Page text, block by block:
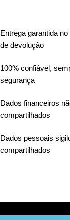
Entrega garantida
de devolução
100% confiável,
segurança
Dados financeiros
compartilhados
Dados pessoais
compartilhados